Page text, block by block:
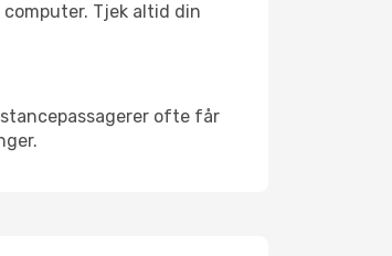
Tjek altid din
ofte får